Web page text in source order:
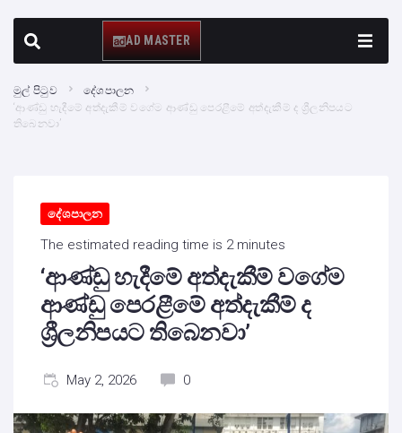
AD MASTER
මුල් පිටුව
දේශපාලන
‘ආණ්ඩු හැදීමේ අත්දැකීම් වගේම ආණ්ඩු පෙරළීමේ අත්දැකීම් ද ශ්‍රීලනිපයට
තිබෙනවා’
දේශපාලන
The estimated reading time is 2 minutes
‘ආණ්ඩු හැදීමේ අත්දැකීම් වගේම
ආණ්ඩු පෙරළීමේ අත්දැකීම් ද
ශ්‍රීලනිපයට තිබෙනවා’
May 2, 2026 0